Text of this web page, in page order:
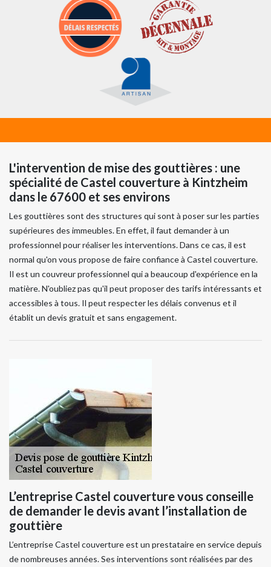
L'intervention de mise des gouttières : une
spécialité de Castel couverture à Kintzheim
dans le 67600 et ses environs
Les gouttières sont des structures qui sont à poser sur les parties
supérieures des immeubles. En effet, il faut demander à un
professionnel pour réaliser les interventions. Dans ce cas, il est
normal qu'on vous propose de faire confiance à Castel couverture.
Il est un couvreur professionnel qui a beaucoup d'expérience en la
matière. N'oubliez pas qu'il peut proposer des tarifs intéressants et
accessibles à tous. Il peut respecter les délais convenus et il
établit un devis gratuit et sans engagement.
L’entreprise Castel couverture vous conseille
de demander le devis avant l’installation de
gouttière
L’entreprise Castel couverture est un prestataire en service depuis
de nombreuses années. Ses interventions sont réalisées par des